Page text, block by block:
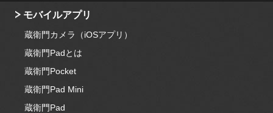
モバイルアプリ
蔵衛門カメラ（iOSアプリ）
蔵衛門Padとは
蔵衛門Pocket
蔵衛門Pad Mini
蔵衛門Pad